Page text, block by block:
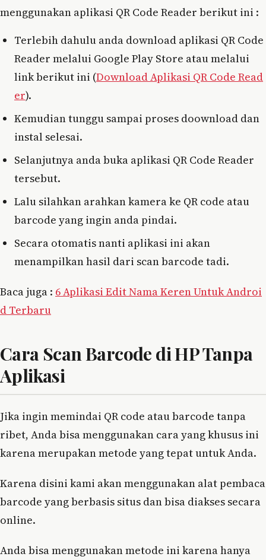
menggunakan aplikasi QR Code Reader berikut ini :
Terlebih dahulu anda download aplikasi QR Code
Reader melalui Google Play Store atau melalui
link berikut ini (Download Aplikasi QR Code Read
er).
Kemudian tunggu sampai proses doownload dan
instal selesai.
Selanjutnya anda buka aplikasi QR Code Reader
tersebut.
Lalu silahkan arahkan kamera ke QR code atau
barcode yang ingin anda pindai.
Secara otomatis nanti aplikasi ini akan
menampilkan hasil dari scan barcode tadi.
Baca juga : 6 Aplikasi Edit Nama Keren Untuk Androi
d Terbaru
Cara Scan Barcode di HP Tanpa
Aplikasi
Jika ingin memindai QR code atau barcode tanpa
ribet, Anda bisa menggunakan cara yang khusus ini
karena merupakan metode yang tepat untuk Anda.
Karena disini kami akan menggunakan alat pembaca
barcode yang berbasis situs dan bisa diakses secara
online.
Anda bisa menggunakan metode ini karena hanya